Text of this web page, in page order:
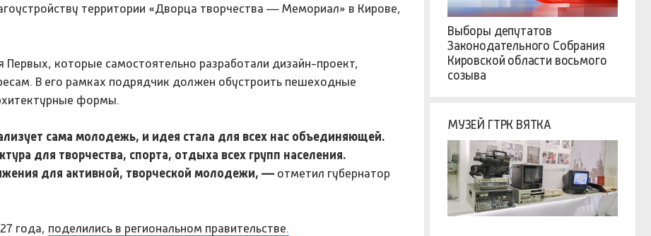
территории «Дворца творчества — Мемориал» в Кирове,
которые самостоятельно разработали дизайн-проект,
В его рамках подрядчик должен обустроить пешеходные
формы.
сама молодежь, и идея стала для всех нас объединяющей.
для творчества, спорта, отдыха всех групп населения.
для активной, творческой молодежи, — отметил губернатор
года, поделились в региональном правительстве.
Выборы депутатов
Законодательного Собрания
Кировской области восьмого
созыва
МУЗЕЙ ГТРК ВЯТКА